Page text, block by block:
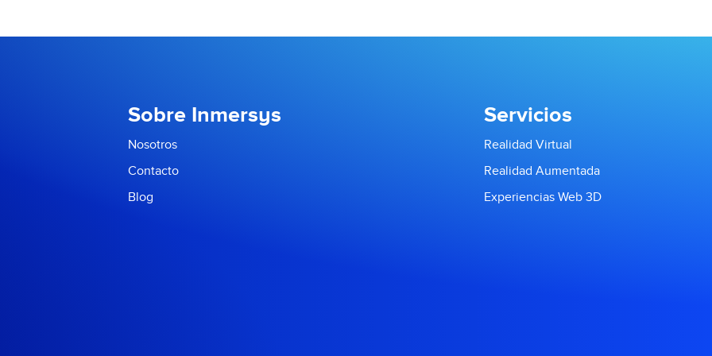
Sobre Inmersys
Nosotros
Contacto
Blog
Servicios
Realidad Virtual
Realidad Aumentada
Experiencias Web 3D